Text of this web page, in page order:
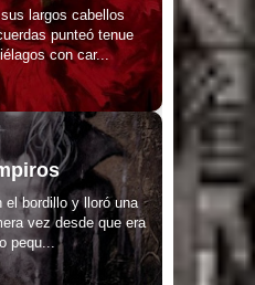
largos cabellos
punteó tenue
con car...
bordillo y lloró una
vez desde que era
pequ...